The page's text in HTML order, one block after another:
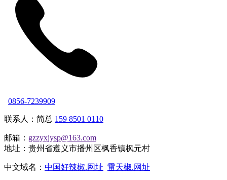
0856-7239909
联系人：简总 159 8501 0110
邮箱： gzzyxjysp@163.com
地址：贵州省遵义市播州区枫香镇枫元村
中文域名： 中国好辣椒.网址 雷天椒.网址